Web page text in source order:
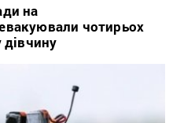
на
чотирьох
дівчину